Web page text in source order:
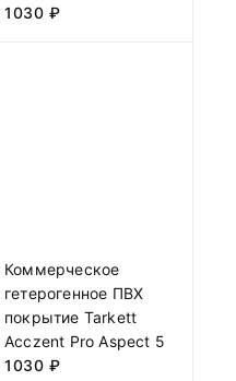
1030 ₽
Коммерческое
гетерогенное ПВХ
покрытие Tarkett
Acczent Pro Aspect 5
1030 ₽